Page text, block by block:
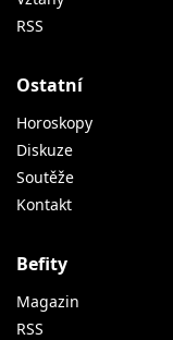
RSS
Ostatní
Horoskopy
Diskuze
Soutěže
Kontakt
Befity
Magazin
RSS